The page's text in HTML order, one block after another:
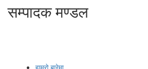
सम्पादक मण्डल
हाम्रो बारेमा